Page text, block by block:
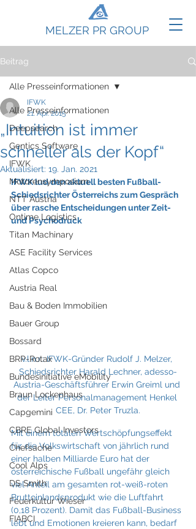
MELZER PR GROUP
Beitrag
Alle Presseinformationen
Deepsearch
Gentics Software
IFWK
Motorensymposium
NTT Austria
Ontime Logistics
Titan Machinary
ASE Facility Services
Atlas Copco
Austria Real
Bau & Boden Immobilien
Bauer Group
Bossard
BRP-Rotax
Bundesinitiative eMobility
Braun Lockenhaus
Capgemini
CBRE Global Investors
Chefsache
Cool Alps
DS Smith
Feuerkultur Wieser
FIABCI
Alle Presseinformationen
„Intuition ist immer
schneller als der Kopf“
IFWK
21. Apr. 2015
Aktualisiert: 19. Jan. 2021
IFWK lud den aktuell besten Fußball-
Schiedsrichter Österreichs zum Gespräch
über rasche Entscheidungen unter Zeit-
und Psychodruck
v.l.n.r.: IFWK-Gründer Rudolf J. Melzer,
Schiedsrichter Harald Lechner, adesso-
Austria-Geschäftsführer Erwin Greiml und
der Leiter Personalmanagement Henkel
CEE, Dr. Peter Truzla.
Mit einem totalen Wertschöpfungseffekt
für die Volkswirtschaft von jährlich rund
einer halben Milliarde Euro hat der
österreichische Fußball ungefähr gleich
viel Anteil am gesamten rot-weiß-roten
Bruttoinlandsprodukt wie die Luftfahrt
(0,18 Prozent). Damit das Fußball-Business
lebt und Emotionen kreieren kann, bedarf